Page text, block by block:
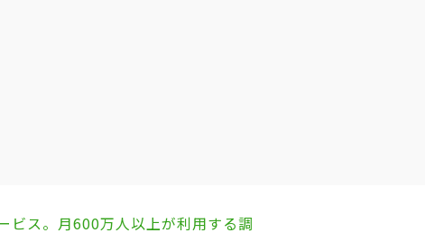
ビス。月600万人以上が利用する調